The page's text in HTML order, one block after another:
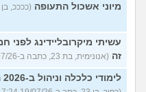
מיוני אשכול התעופה (ככככ, בן 18, כתב ב-20/07/26 16:00)
עשיתי מיקרובליידינג
זה (אנונימית, בת 23, כתבה ב-19/07/26 17:35)
לימודי כלכלה וניהול ב-2026 האם יהיה לי עתיד בזה?